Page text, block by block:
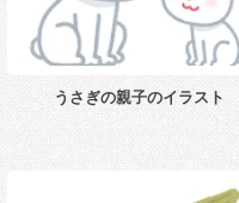
うさぎの親子のイラスト